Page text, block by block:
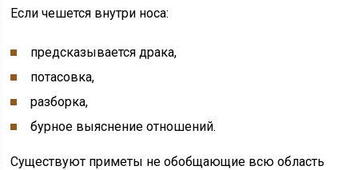
Если чешется внутри носа:
предсказывается драка,
потасовка,
разборка,
бурное выяснение отношений.
Существуют приметы не обобщающие всю область